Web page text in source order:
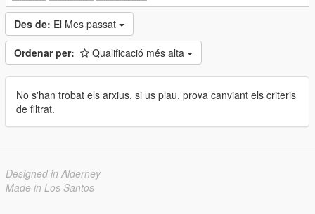
Des de: El Mes passat
Ordenar per: Qualificació més alta
No s'han trobat els arxius, si us plau, prova canviant els criteris
de filtrat.
Designed in Alderney
Made in Los Santos